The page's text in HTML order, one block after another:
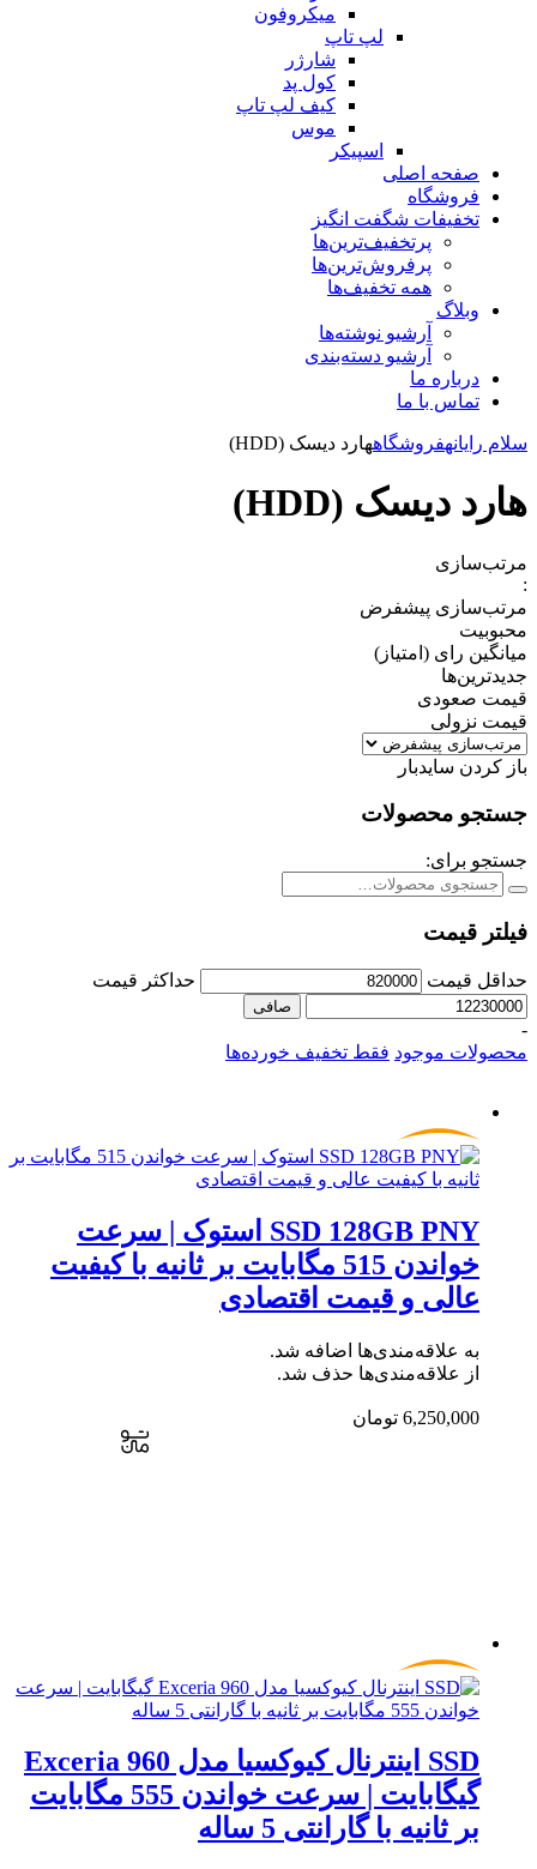
میکروفون
لپ تاپ
شارژر
کول پد
کیف لپ تاپ
موس
اسپیکر
صفحه اصلی
فروشگاه
تخفیفات شگفت انگیز
پرتخفیف‌ترین‌ها
پرفروش‌ترین‌ها
همه تخفیف‌ها
وبلاگ
آرشیو نوشته‌ها
آرشیو دسته‌بندی
درباره ما
تماس با ما
سلام رایانهفروشگاههارد دیسک (HDD)
هارد دیسک (HDD)
مرتب‌سازی
:
مرتب‌سازی پیشفرض
محبوبیت
میانگین رای (امتیاز)
جدیدترین‌ها
قیمت صعودی
قیمت نزولی
باز کردن سایدبار
جستجو محصولات
جستجو برای:
فیلتر قیمت
حداقل قیمت حداكثر قيمت
صافی
-
محصولات موجود فقط تخفیف خورده‌ها
SSD 128GB PNY استوک | سرعت
خواندن 515 مگابایت بر ثانیه با کیفیت
عالی و قیمت اقتصادی
به علاقه‌مندی‌ها اضافه شد.
از علاقه‌مندی‌ها حذف شد.
6,250,000 تومان
SSD اینترنال کیوکسیا مدل Exceria 960
گیگابایت | سرعت خواندن 555 مگابایت
بر ثانیه با گارانتی 5 ساله